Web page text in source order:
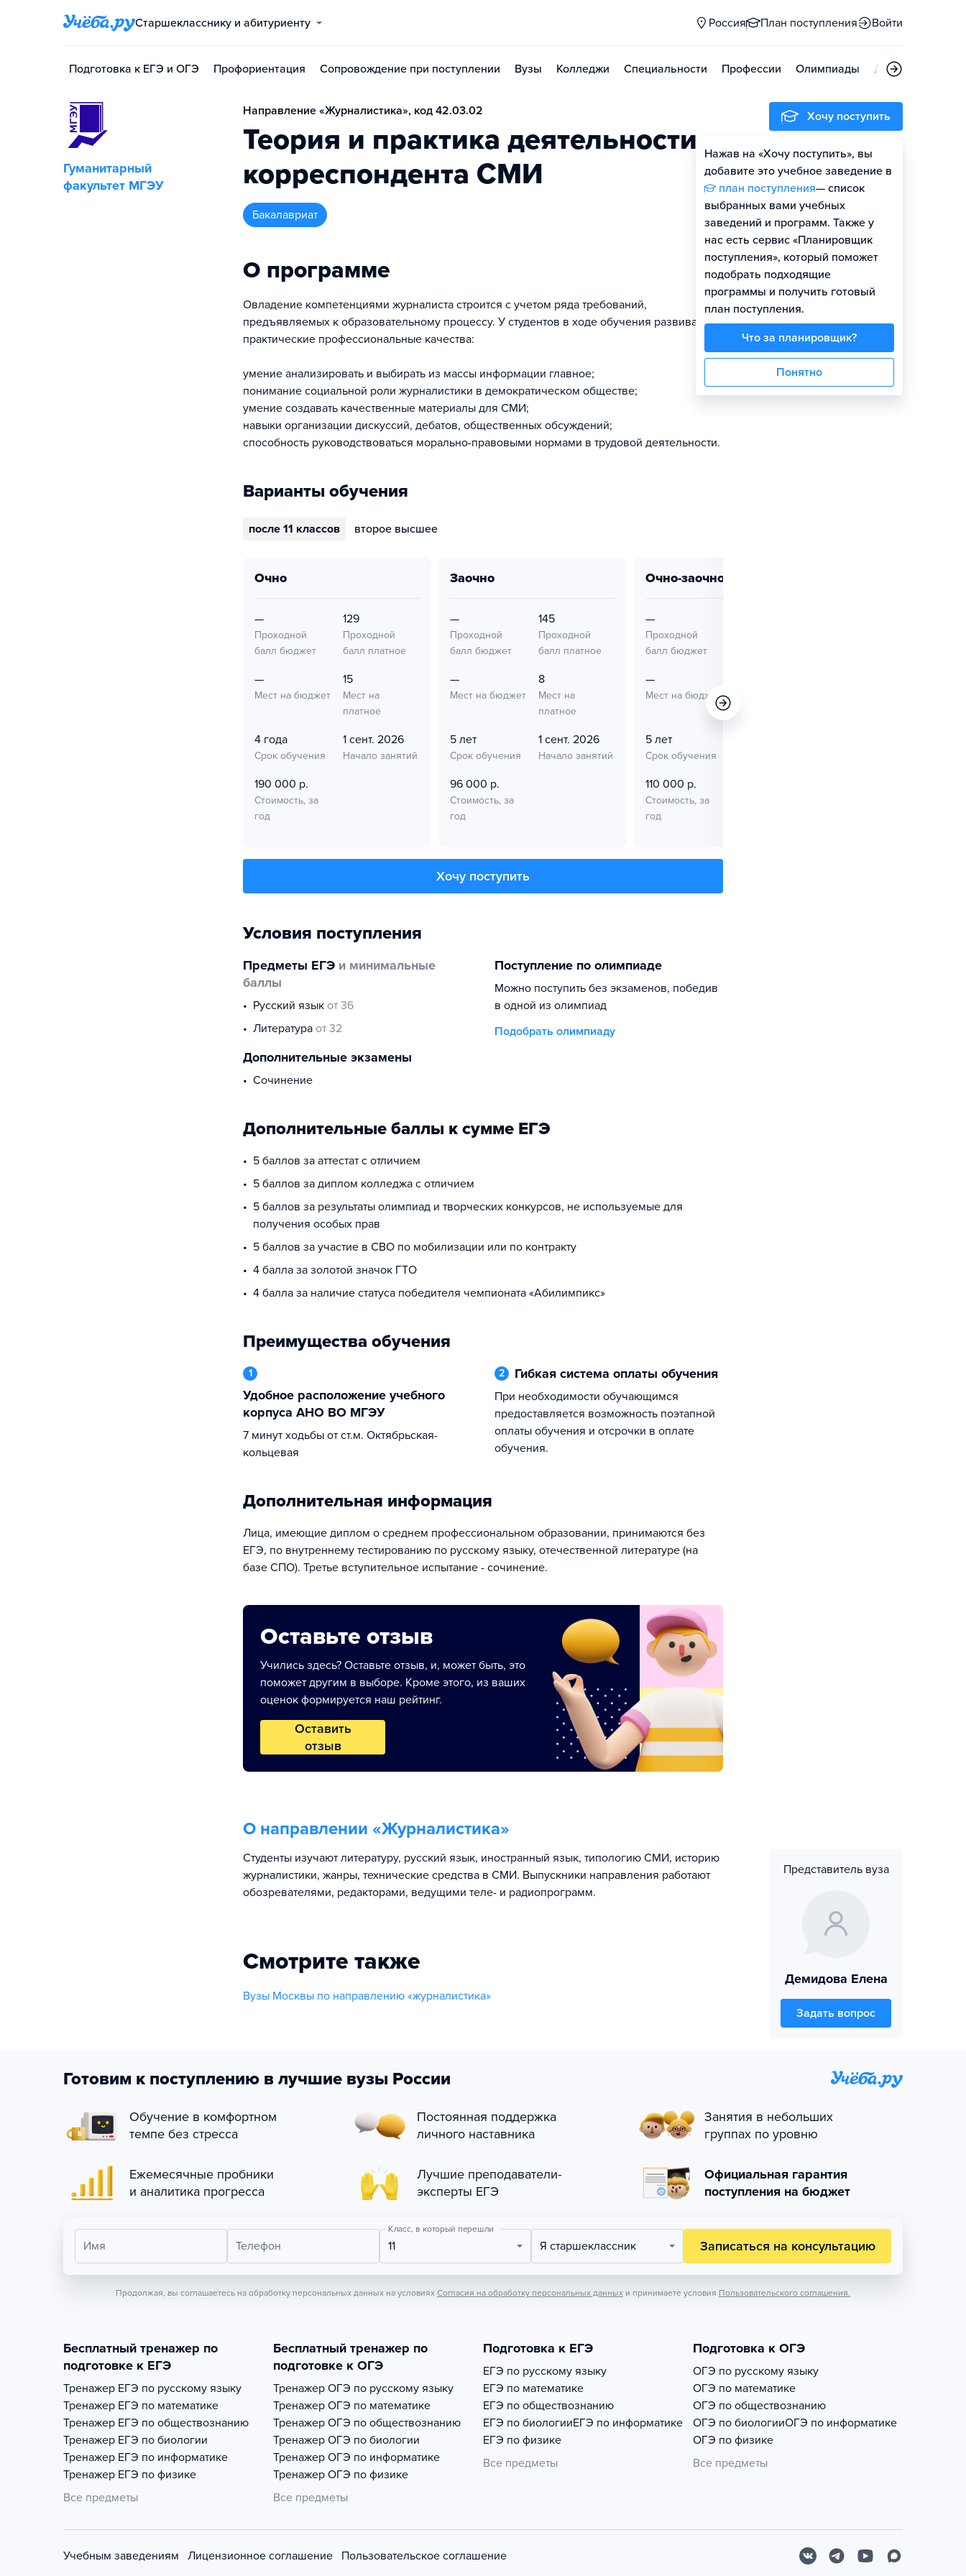
Старшекласснику и абитуриенту Россия План поступления Войти
Подготовка к ЕГЭ и ОГЭ Профориентация Сопровождение при поступлении Вузы Колледжи Специальности Профессии Олимпиады Дни открытых
Гуманитарный
факультет МГЭУ
Направление «Журналистика», код 42.03.02
Теория и практика деятельности
корреспондента СМИ
бакалавриат
О программе
Овладение компетенциями журналиста строится с учетом ряда требований,
предъявляемых к образовательному процессу. У студентов в ходе обучения развиваются
практические профессиональные качества:
умение анализировать и выбирать из массы информации главное;
понимание социальной роли журналистики в демократическом обществе;
умение создавать качественные материалы для СМИ;
навыки организации дискуссий, дебатов, общественных обсуждений;
способность руководствоваться морально-правовыми нормами в трудовой деятельности.
Варианты обучения
после 11 классов второе высшее
очно
—
Проходной
балл бюджет
129
Проходной
балл платное
—
Мест на бюджет
15
Мест на
платное
4 года
Срок обучения
1 сент. 2026
Начало занятий
190 000 р.
Стоимость, за
год
заочно
—
Проходной
балл бюджет
145
Проходной
балл платное
—
Мест на бюджет
8
Мест на
платное
5 лет
Срок обучения
1 сент. 2026
Начало занятий
96 000 р.
Стоимость, за
год
очно-заочно
—
Проходной
балл бюджет
—
Мест на бюджет
5 лет
Срок обучения
110 000 р.
Стоимость, за
год
Хочу поступить
Условия поступления
Предметы ЕГЭ и минимальные
баллы
русский язык от 36
литература от 32
Дополнительные экзамены
сочинение
Поступление по олимпиаде
Можно поступить без экзаменов, победив
в одной из олимпиад
Подобрать олимпиаду
Дополнительные баллы к сумме ЕГЭ
5 баллов за аттестат с отличием
5 баллов за диплом колледжа с отличием
5 баллов за результаты олимпиад и творческих конкурсов, не используемые для
получения особых прав
5 баллов за участие в СВО по мобилизации или по контракту
4 балла за золотой значок ГТО
4 балла за наличие статуса победителя чемпионата «Абилимпикс»
Преимущества обучения
1
Удобное расположение учебного
корпуса АНО ВО МГЭУ
7 минут ходьбы от ст.м. Октябрьская-
кольцевая
2 Гибкая система оплаты обучения
При необходимости обучающимся
предоставляется возможность поэтапной
оплаты обучения и отсрочки в оплате
обучения.
Дополнительная информация
Лица, имеющие диплом о среднем профессиональном образовании, принимаются без
ЕГЭ, по внутреннему тестированию по русскому языку, отечественной литературе (на
базе СПО). Третье вступительное испытание - сочинение.
Оставьте отзыв
Учились здесь? Оставьте отзыв, и, может быть, это
поможет другим в выборе. Кроме этого, из ваших
оценок формируется наш рейтинг.
Оставить
отзыв
О направлении «Журналистика»
Студенты изучают литературу, русский язык, иностранный язык, типологию СМИ, историю
журналистики, жанры, технические средства в СМИ. Выпускники направления работают
обозревателями, редакторами, ведущими теле- и радиопрограмм.
Смотрите также
Вузы Москвы по направлению «журналистика»
Хочу поступить
Нажав на «Хочу поступить», вы
добавите это учебное заведение в
план поступления— список
выбранных вами учебных
заведений и программ. Также у
нас есть сервис «Планировщик
поступления», который поможет
подобрать подходящие
программы и получить готовый
план поступления.
Что за планировщик?
Понятно
Представитель вуза
Демидова Елена
Задать вопрос
Готовим к поступлению в лучшие вузы России
Обучение в комфортном
темпе без стресса
Постоянная поддержка
личного наставника
Занятия в небольших
группах по уровню
Ежемесячные пробники
и аналитика прогресса
Лучшие преподаватели-
эксперты ЕГЭ
Официальная гарантия
поступления на бюджет
Имя Телефон
Класс, в который перешли
11 Я старшеклассник Записаться на консультацию
Продолжая, вы соглашаетесь на обработку персональных данных на условиях Согласия на обработку персональных данных и принимаете условия Пользовательского соглашения.
Бесплатный тренажер по
подготовке к ЕГЭ
Тренажер ЕГЭ по русскому языку
Тренажер ЕГЭ по математике
Тренажер ЕГЭ по обществознанию
Тренажер ЕГЭ по биологии
Тренажер ЕГЭ по информатике
Тренажер ЕГЭ по физике
Все предметы
Бесплатный тренажер по
подготовке к ОГЭ
Тренажер ОГЭ по русскому языку
Тренажер ОГЭ по математике
Тренажер ОГЭ по обществознанию
Тренажер ОГЭ по биологии
Тренажер ОГЭ по информатике
Тренажер ОГЭ по физике
Все предметы
Подготовка к ЕГЭ
ЕГЭ по русскому языку
ЕГЭ по математике
ЕГЭ по обществознанию
ЕГЭ по биологииЕГЭ по информатике
ЕГЭ по физике
Все предметы
Подготовка к ОГЭ
ОГЭ по русскому языку
ОГЭ по математике
ОГЭ по обществознанию
ОГЭ по биологииОГЭ по информатике
ОГЭ по физике
Все предметы
Учебным заведениям Лицензионное соглашение Пользовательское соглашение